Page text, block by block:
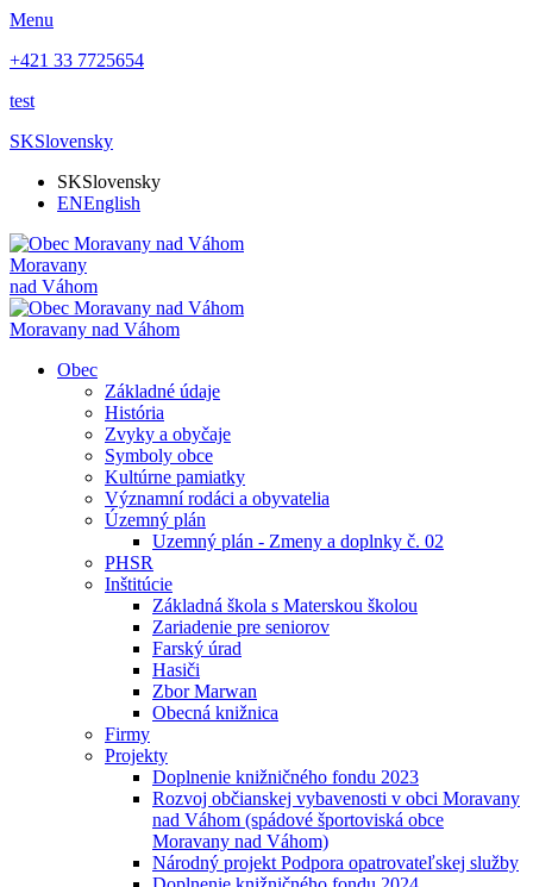
Menu
+421 33 7725654
test
SKSlovensky
SKSlovensky
ENEnglish
Moravany
nad Váhom
Moravany nad Váhom
Obec
Základné údaje
História
Zvyky a obyčaje
Symboly obce
Kultúrne pamiatky
Významní rodáci a obyvatelia
Územný plán
Uzemný plán - Zmeny a doplnky č. 02
PHSR
Inštitúcie
Základná škola s Materskou školou
Zariadenie pre seniorov
Farský úrad
Hasiči
Zbor Marwan
Obecná knižnica
Firmy
Projekty
Doplnenie knižničného fondu 2023
Rozvoj občianskej vybavenosti v obci Moravany
nad Váhom (spádové športoviská obce
Moravany nad Váhom)
Národný projekt Podpora opatrovateľskej služby